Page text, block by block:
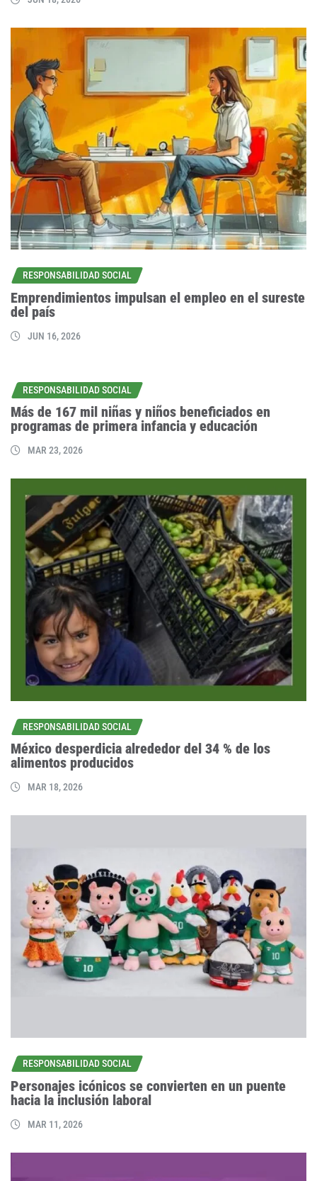
RESPONSABILIDAD SOCIAL
Emprendimientos impulsan el empleo en el sureste
del país
JUN 16, 2026
RESPONSABILIDAD SOCIAL
Más de 167 mil niñas y niños beneficiados en
programas de primera infancia y educación
MAR 23, 2026
RESPONSABILIDAD SOCIAL
México desperdicia alrededor del 34 % de los
alimentos producidos
MAR 18, 2026
RESPONSABILIDAD SOCIAL
Personajes icónicos se convierten en un puente
hacia la inclusión laboral
MAR 11, 2026